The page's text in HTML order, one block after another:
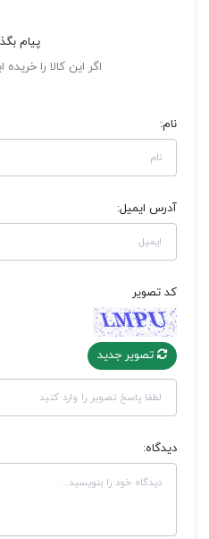
پیام
اگر این کالا را خریده
نام:
آدرس ایمیل:
کد تصویر
تصویر جدید
دیدگاه: